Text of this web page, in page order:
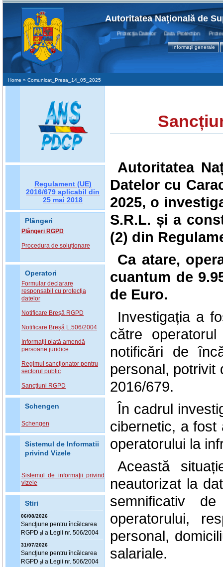
Autoritatea Naţională de
Protecţia Datelor Data Protection Protection
Informaţii generale
Home » Comunicat_Presa_14_05_2025
Regulament (UE)
2016/679 aplicabil din
25 mai 2018
Plângeri
Plângeri RGPD
Procedura de soluționare
Operatori
Formular declarare
responsabil cu protecția
datelor
Notificare Breșă RGPD
Notificare Breșă L.506/2004
Informații plată amendă
persoane juridice
Regimul sancționator pentru
sectorul public
Sancțiuni RGPD
Schengen
Schengen
Sistemul de Informatii
privind Vizele
Sistemul de informaţii privind
vizele
Stiri
06/08/2026
Sancţiune pentru încălcarea
RGPD şi a Legii nr. 506/2004
31/07/2026
Sancţiune pentru încălcarea
RGPD şi a Legii nr. 506/2004
Autoritatea
Datelor cu
2025, o
S.R.L. și a
(2) din
Ca atare,
cuantum de
de Euro.
Investigația a
către
notificări de
personal, potrivit
2016/679.
În cadrul
cibernetic, a fost
operatorului la
Această
neautorizat la
semnificativ
operatorului,
personal,
salariale.